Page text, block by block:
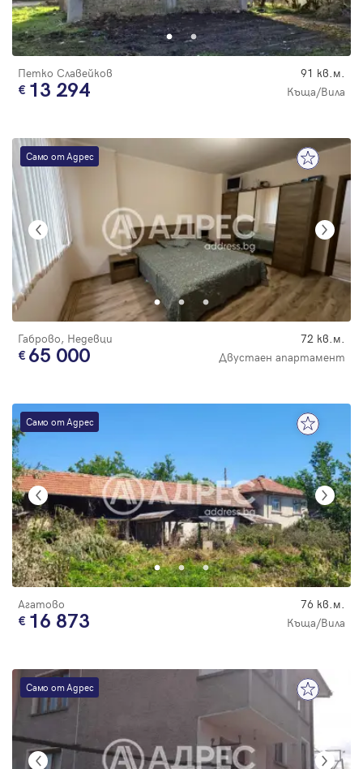
цена
Петко Славейков 91 кв.м.
13 294 Къща/Вила
Само от Адрес
Габрово, Недевци 72 кв.м.
65 000 Двустаен апартамент
Само от Адрес
Агатово 76 кв.м.
16 873 Къща/Вила
Само от Адрес
Парола
Забравена парола